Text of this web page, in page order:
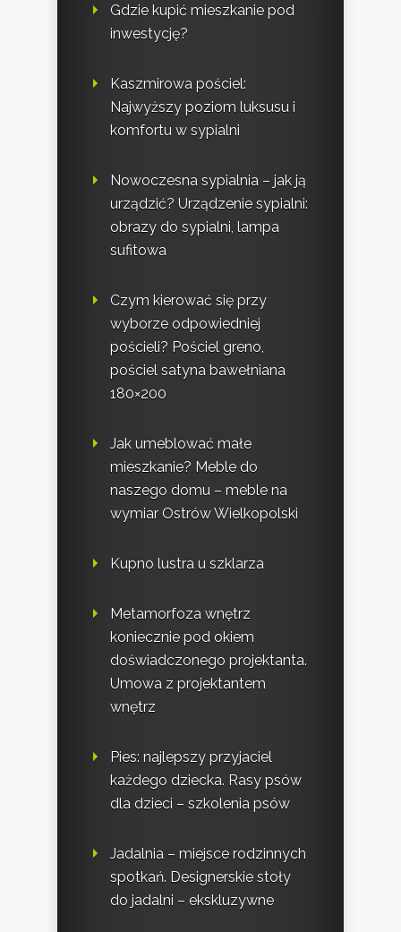
Gdzie kupić mieszkanie pod
inwestycję?
Kaszmirowa pościel:
Najwyższy poziom luksusu i
komfortu w sypialni
Nowoczesna sypialnia – jak ją
urządzić? Urządzenie sypialni:
obrazy do sypialni, lampa
sufitowa
Czym kierować się przy
wyborze odpowiedniej
pościeli? Pościel greno,
pościel satyna bawełniana
180×200
Jak umeblować małe
mieszkanie? Meble do
naszego domu – meble na
wymiar Ostrów Wielkopolski
Kupno lustra u szklarza
Metamorfoza wnętrz
koniecznie pod okiem
doświadczonego projektanta.
Umowa z projektantem
wnętrz
Pies: najlepszy przyjaciel
każdego dziecka. Rasy psów
dla dzieci – szkolenia psów
Jadalnia – miejsce rodzinnych
spotkań. Designerskie stoły
do jadalni – ekskluzywne